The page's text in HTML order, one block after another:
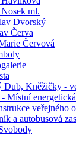
ml.
Dvorský
Červa
Červová
Dub, Kněžičky -
Místní
veřejného
a autobusová